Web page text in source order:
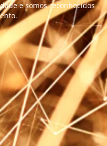
e somos reconhecidos